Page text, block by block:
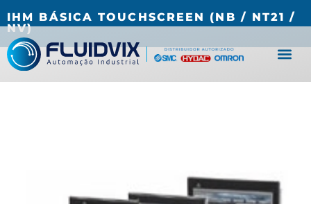
(27) 3067-0001 fluidvix@fluidvix.com.br
IHM BÁSICA TOUCHSCREEN (NB / NT21 /
NV)